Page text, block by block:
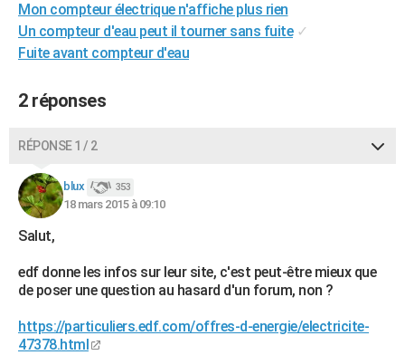
Destinations
City break
Voyage nature
Voyage de noces
Forum
Climat
+PHOTO
GUIDES D'ACHAT
BONS PLANS
Dictionnaire
Biographies
Citations
Expressions
Proverbes
PROGRAMME TV
COPAINS D'AVANT
S'inscrire
Se connecter
Lycées
Collèges
Primaires
Universités
Entreprises
Service militaire
Avis de recherche
AVIS DE DÉCÈS
Bricolage
Lifestyle
Culture
Sport
Auto
Television
Voyage
Cinema
Mon compteur électrique n'affiche plus rien
Un compteur d'eau peut il tourner sans fuite ✓
Fuite avant compteur d'eau
2 réponses
RÉPONSE 1 / 2
blux 353
18 mars 2015 à 09:10
Salut,
edf donne les infos sur leur site, c'est peut-être mieux que
de poser une question au hasard d'un forum, non ?
https://particuliers.edf.com/offres-d-energie/electricite-
47378.html